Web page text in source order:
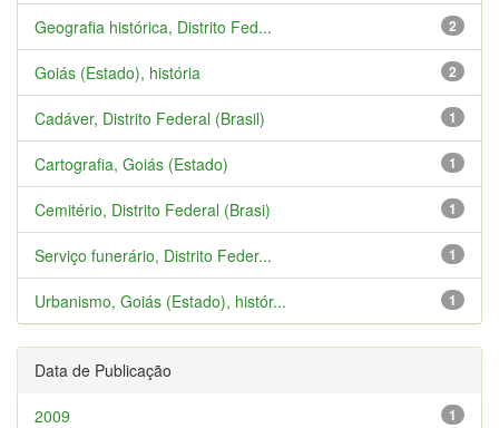
2
Geografia histórica, Distrito Fed...
2
Goiás (Estado), história
1
Cadáver, Distrito Federal (Brasil)
1
Cartografia, Goiás (Estado)
1
Cemitério, Distrito Federal (Brasi)
1
Serviço funerário, Distrito Feder...
1
Urbanismo, Goiás (Estado), histór...
Data de Publicação
1
2009